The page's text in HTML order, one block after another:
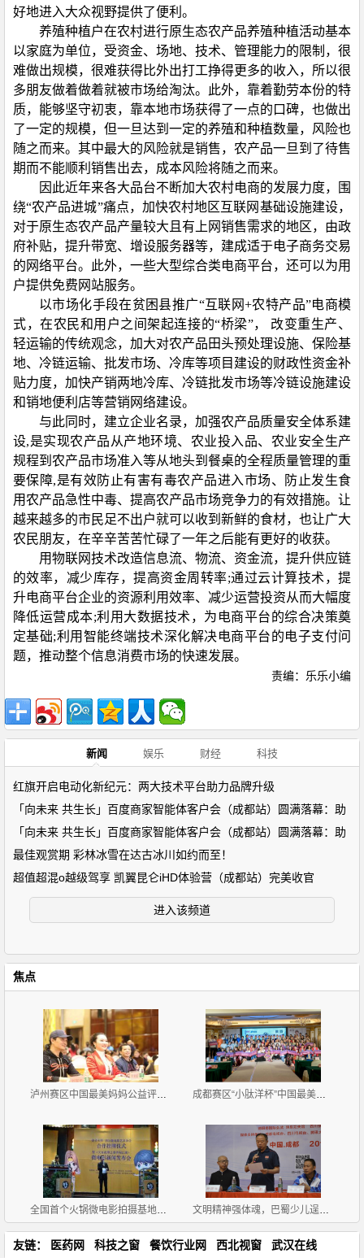
好地进入大众视野提供了便利。
养殖种植户在农村进行原生态农产品养殖种植活动基本
以家庭为单位，受资金、场地、技术、管理能力的限制，很
难做出规模，很难获得比外出打工挣得更多的收入，所以很
多朋友做着做着就被市场给淘汰。此外，靠着勤劳本份的特
质，能够坚守初衷，靠本地市场获得了一点的口碑，也做出
了一定的规模，但一旦达到一定的养殖和种植数量，风险也
随之而来。其中最大的风险就是销售，农产品一旦到了待售
期而不能顺利销售出去，成本风险将随之而来。
因此近年来各大品台不断加大农村电商的发展力度，围
绕“农产品进城”痛点，加快农村地区互联网基础设施建设，
对于原生态农产品产量较大且有上网销售需求的地区，由政
府补贴，提升带宽、增设服务器等，建成适于电子商务交易
的网络平台。此外，一些大型综合类电商平台，还可以为用
户提供免费网站服务。
以市场化手段在贫困县推广“互联网+农特产品”电商模
式，在农民和用户之间架起连接的“桥梁”， 改变重生产、
轻运输的传统观念，加大对农产品田头预处理设施、保险基
地、冷链运输、批发市场、冷库等项目建设的财政性资金补
贴力度，加快产销两地冷库、冷链批发市场等冷链设施建设
和销地便利店等营销网络建设。
与此同时，建立企业名录，加强农产品质量安全体系建
设,是实现农产品从产地环境、农业投入品、农业安全生产
规程到农产品市场准入等从地头到餐桌的全程质量管理的重
要保障,是有效防止有害有毒农产品进入市场、防止发生食
用农产品急性中毒、提高农产品市场竞争力的有效措施。让
越来越多的市民足不出户就可以收到新鲜的食材，也让广大
农民朋友，在辛辛苦苦忙碌了一年之后能有更好的收获。
用物联网技术改造信息流、物流、资金流，提升供应链
的效率，减少库存，提高资金周转率;通过云计算技术，提
升电商平台企业的资源利用效率、减少运营投资从而大幅度
降低运营成本;利用大数据技术，为电商平台的综合决策奠
定基础;利用智能终端技术深化解决电商平台的电子支付问
题，推动整个信息消费市场的快速发展。
责编：乐乐小编
新闻 娱乐 财经 科技
红旗开启电动化新纪元：两大技术平台助力品牌升级
「向未来 共生长」百度商家智能体客户会（成都站）圆满落幕：助
「向未来 共生长」百度商家智能体客户会（成都站）圆满落幕：助
最佳观赏期 彩林冰雪在达古冰川如约而至！
超值超混o越级驾享 凯翼昆仑iHD体验营（成都站）完美收官
进入该频道
焦点
泸州赛区中国最美妈妈公益评选大赛新闻发布会暨首场海 成都赛区“小肽洋杯”中国最美妈妈公益评选大赛首场海
全国首个火锅微电影拍摄基地挂牌《天方夜谭之耍爷闯江 文明精神强体魂，巴蜀少儿逞英豪
友链： 医药网 科技之窗 餐饮行业网 西北视窗 武汉在线